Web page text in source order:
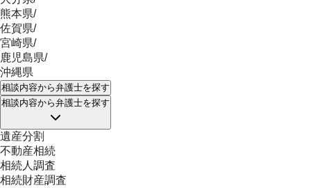
熊本県/
佐賀県/
宮崎県/
鹿児島県/
沖縄県
相談内容から弁護士を探す
相談内容から弁護士を探す
遺産分割
不動産相続
相続人調査
相続財産調査